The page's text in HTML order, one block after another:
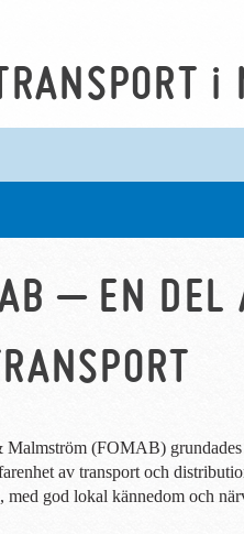
i
– EN DEL
Malmström (FOMAB) grundades
av transport och
med god lokal kännedom och